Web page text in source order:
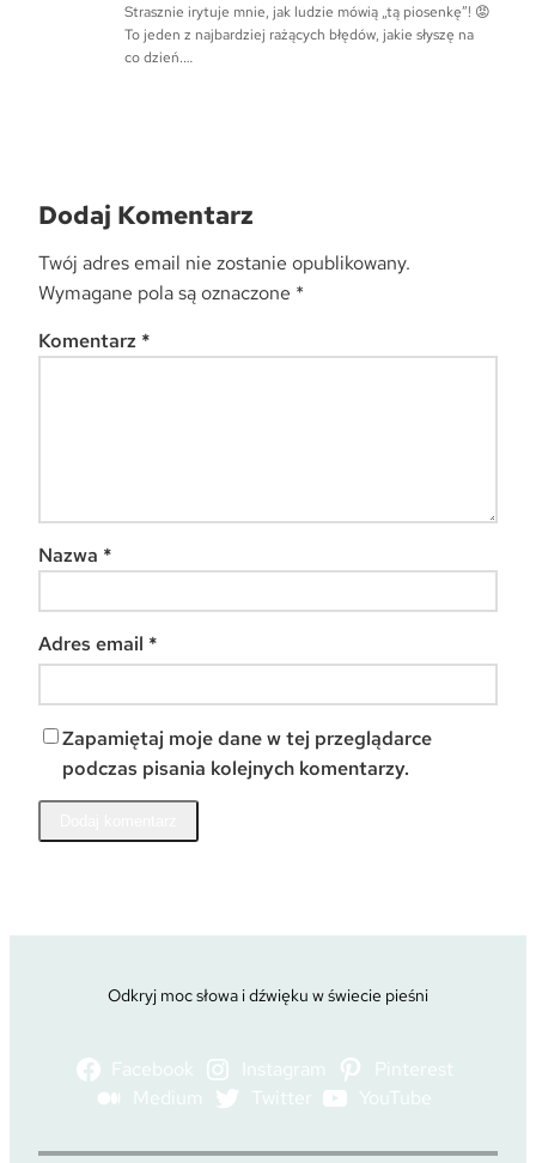
Strasznie irytuje mnie, jak ludzie mówią „tą piosenkę”! 😡
To jeden z najbardziej rażących błędów, jakie słyszę na
co dzień.…
Dodaj Komentarz
Twój adres email nie zostanie opublikowany.
Wymagane pola są oznaczone *
Komentarz *
Nazwa *
Adres email *
Zapamiętaj moje dane w tej przeglądarce
podczas pisania kolejnych komentarzy.
Odkryj moc słowa i dźwięku w świecie pieśni
Facebook Instagram
Pinterest
Medium
Twitter YouTube